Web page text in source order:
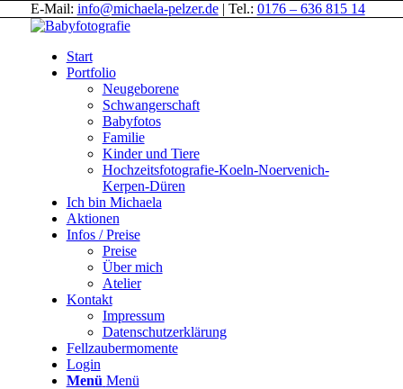
E-Mail: info@michaela-pelzer.de| Tel.: 0176 – 636 815 14
Start
Portfolio
Neugeborene
Schwangerschaft
Babyfotos
Familie
Kinder und Tiere
Hochzeitsfotografie-Koeln-Noervenich-
Kerpen-Düren
Ich bin Michaela
Aktionen
Infos / Preise
Preise
Über mich
Atelier
Kontakt
Impressum
Datenschutzerklärung
Fellzaubermomente
Login
Menü Menü